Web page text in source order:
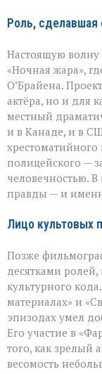
Роль, сделавшая
Настоящую
«Ночная жара»,
О’Брайена.
актёра, но и для
местный
и в Канаде, и в
хрестоматийного
полицейского —
человечностью.
правды — и
Лицо культовых
Позже
десятками
культурного
материалах» и
эпизодах умел
Его участие в
того, как зрелый
весомость